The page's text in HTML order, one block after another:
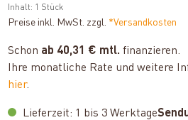
Inhalt: 1 Stück
Preise inkl. MwSt. zzgl. *Versandkosten
Schon ab 40,31 € mtl. finanzieren.
Ihre monatliche Rate und weitere
hier.
Lieferzeit: 1 bis 3 Werktage